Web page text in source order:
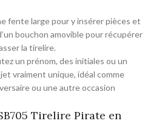
fente large pour y insérer pièces et
bouchon amovible pour récupérer
la tirelire.
un prénom, des initiales ou un
vraiment unique, idéal comme
ou une autre occasion
Tirelire Pirate en